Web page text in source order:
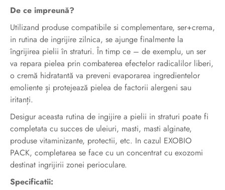
De ce impreună?
Utilizand produse compatibile si complementare, ser+crema,
in rutina de ingrijire zilnica, se ajunge finalmente la
îngrijirea pielii în straturi. În timp ce – de exemplu, un ser
va repara pielea prin combaterea efectelor radicalilor liberi,
o cremă hidratantă va preveni evaporarea ingredientelor
emoliente și protejează pielea de factorii alergeni sau
iritanți.
Desigur aceasta rutina de ingijire a pielii in straturi poate fi
completata cu succes de uleiuri, masti, masti alginate,
produse vitaminizante, protectii, etc. In cazul EXOBIO
PACK, completarea se face cu un concentrat cu exozomi
destinat ingrijirii zonei perioculare.
Specificatii: